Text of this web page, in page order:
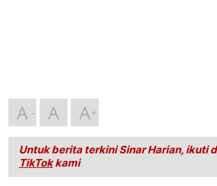
A A A
Untuk berita terkini Sinar Harian, ikuti
TikTokkami